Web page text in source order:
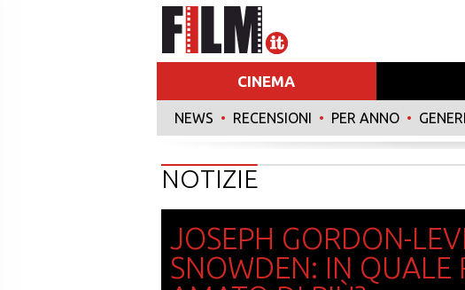
CINEMA
NEWS • RECENSIONI • PER ANNO • GENERI
NOTIZIE
JOSEPH GORDON-
SNOWDEN: IN QUALE